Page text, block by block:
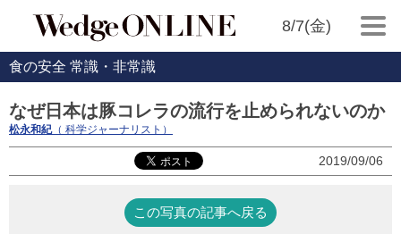
8/7(金)
食の安全 常識・非常識
なぜ日本は豚コレラの流行を止められないのか
松永和紀（ 科学ジャーナリスト）
2019/09/06
この写真の記事へ戻る